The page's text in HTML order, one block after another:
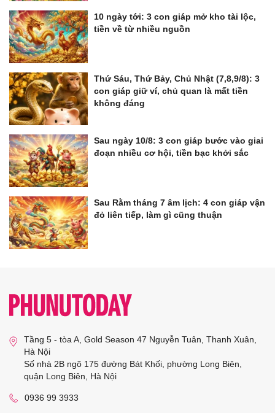
10 ngày tới: 3 con giáp mở kho tài lộc,
tiền về từ nhiều nguồn
Thứ Sáu, Thứ Bảy, Chủ Nhật (7,8,9/8): 3
con giáp giữ ví, chủ quan là mất tiền
không đáng
Sau ngày 10/8: 3 con giáp bước vào giai
đoạn nhiều cơ hội, tiền bạc khởi sắc
Sau Rằm tháng 7 âm lịch: 4 con giáp vận
đỏ liên tiếp, làm gì cũng thuận
Tầng 5 - tòa A, Gold Season 47 Nguyễn Tuân, Thanh Xuân,
Hà Nội
Số nhà 2B ngõ 175 đường Bát Khối, phường Long Biên,
quận Long Biên, Hà Nội
0936 99 3933